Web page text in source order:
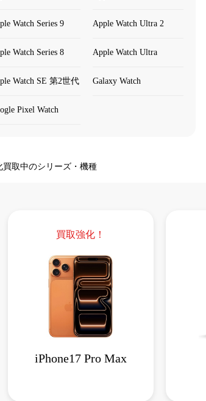
Watch Series 9 Apple Watch Ultra 2
Watch Series 8 Apple Watch Ultra
Watch SE 第2世代 Galaxy Watch
Pixel Watch
買取中のシリーズ・機種
買取強化！
iPhone17 Pro Max